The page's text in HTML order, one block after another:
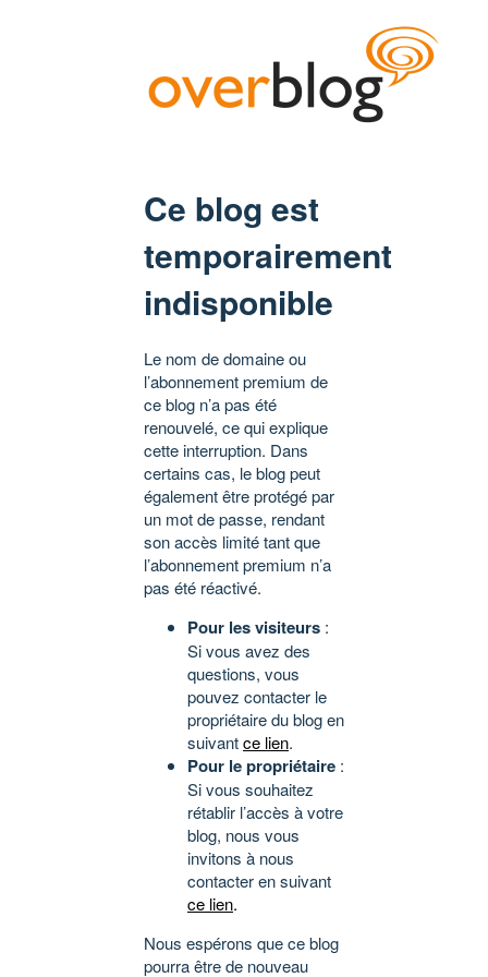
Ce blog est
temporairement
indisponible
Le nom de domaine ou
l’abonnement premium de
ce blog n’a pas été
renouvelé, ce qui explique
cette interruption. Dans
certains cas, le blog peut
également être protégé par
un mot de passe, rendant
son accès limité tant que
l’abonnement premium n’a
pas été réactivé.
Pour les visiteurs :
Si vous avez des
questions, vous
pouvez contacter le
propriétaire du blog en
suivantce lien.
Pour le propriétaire :
Si vous souhaitez
rétablir l’accès à votre
blog, nous vous
invitons à nous
contacter en suivant
ce lien.
Nous espérons que ce blog
pourra être de nouveau